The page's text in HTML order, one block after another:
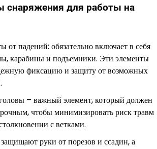
снаряжения для работы на
от падений: обязательно включает в себя
карабины и подъемники. Эти элементы
фиксацию и защиту от возможных
– важный элемент, который должен
чтобы минимизировать риск травм
с ветками.
руки от порезов и ссадин, а